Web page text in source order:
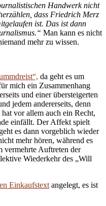
Handwerk nicht
dass Friedrich Merz
ist. Das ist dann
Man kann es nicht
mehr zu wissen.
da geht es um
mich ein Zusammenhang
und einer übersteigerten
jedem andererseits, denn
vor allem auch ein Recht,
einfällt. Der Affekt spielt
es dann vorgeblich wieder
mehr hören, während es
vermehrte Auftreten der
Wiederkehr des „Will
Einkaufstext angelegt, es ist